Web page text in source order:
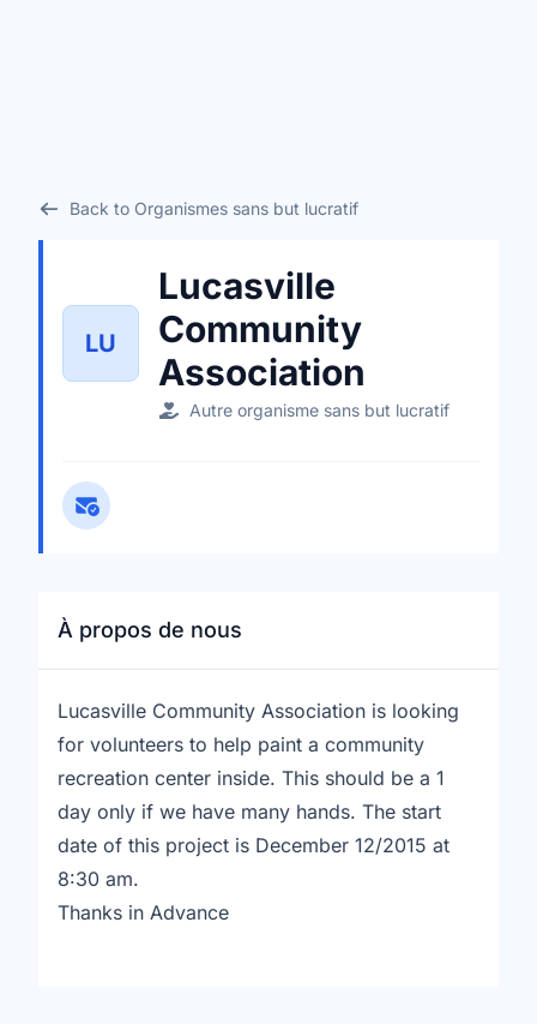
Back to Organismes sans but lucratif
LU
Lucasville
Community
Association
Autre organisme sans but lucratif
À propos de nous
Lucasville Community Association is looking
for volunteers to help paint a community
recreation center inside. This should be a 1
day only if we have many hands. The start
date of this project is December 12/2015 at
8:30 am.
Thanks in Advance